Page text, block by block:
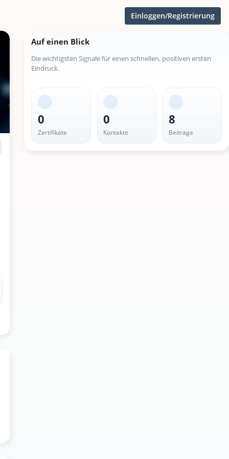
Einloggen/Registrierung
Auf einen Blick
Die wichtigsten Signale für einen schnellen, positiven ersten
Eindruck.
0
Zertifikate
0
Kontakte
8
Beiträge